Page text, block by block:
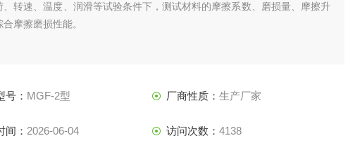
、转速、温度、润滑等试验条件下，测试材料的摩擦系数、磨损量、摩擦升
摩擦磨损性能。
号： MGF-2型 厂商性质： 生产厂家
间： 2026-06-04 访问次数： 4138